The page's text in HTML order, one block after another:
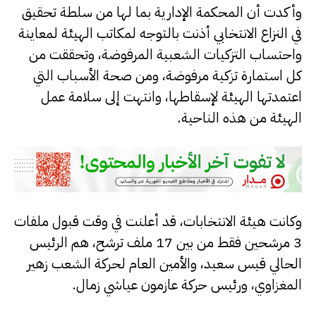
وأكدت أن المحكمة الإدارية بما لها من سلطة تحقيق
في النزاع الانتخابي أذنت بالتوجه لمكاتب الهيئة لمعاينة
واحتساب التزكيات الشعبية المرفوضة، وتحققت من
كل استمارة تزكية مرفوضة، ومن صحة الأسباب التي
اعتمدتها الهيئة لإسقاطها، وانتهت إلى سلامة عمل
الهيئة من هذه الناحية.
وكانت هيئة الانتخابات، قد أعلنت في وقت قبول ملفات
3 مرشحين فقط من بين 17 ملف ترشح، هم الرئيس
الحالي قيس سعيد، والأمين العام لحركة الشعب زهير
المغزاوي، ورئيس حركة عازمون عياشي زمال.